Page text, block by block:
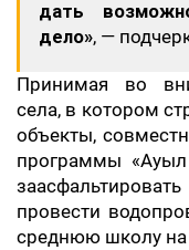
дать
дело», —
Принимая во
села, в котором
объекты,
программы «Ауыл
провести
среднюю школу на